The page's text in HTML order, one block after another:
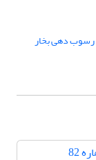
رسوب دهی بخار